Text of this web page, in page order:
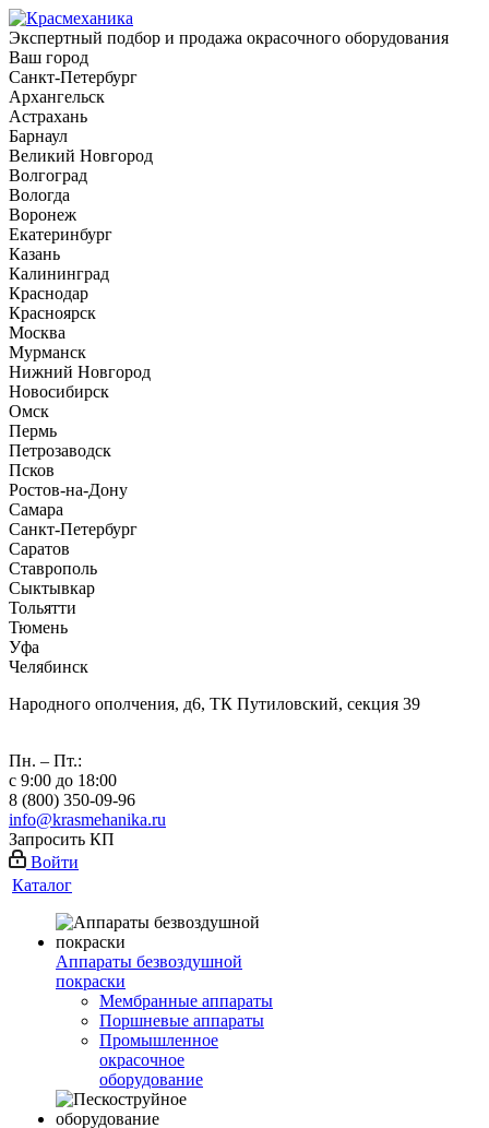
Экспертный подбор и продажа окрасочного оборудования
Ваш город
Санкт-Петербург
Архангельск
Астрахань
Барнаул
Великий Новгород
Волгоград
Вологда
Воронеж
Екатеринбург
Казань
Калининград
Краснодар
Красноярск
Москва
Мурманск
Нижний Новгород
Новосибирск
Омск
Пермь
Петрозаводск
Псков
Ростов-на-Дону
Самара
Санкт-Петербург
Саратов
Ставрополь
Сыктывкар
Тольятти
Тюмень
Уфа
Челябинск
Народного ополчения, д6, ТК Путиловский, секция 39
Пн. – Пт.:
с 9:00 до 18:00
8 (800) 350-09-96
info@krasmehanika.ru
Запросить КП
Войти
Каталог
Аппараты безвоздушной
покраски
Мембранные аппараты
Поршневые аппараты
Промышленное
окрасочное
оборудование